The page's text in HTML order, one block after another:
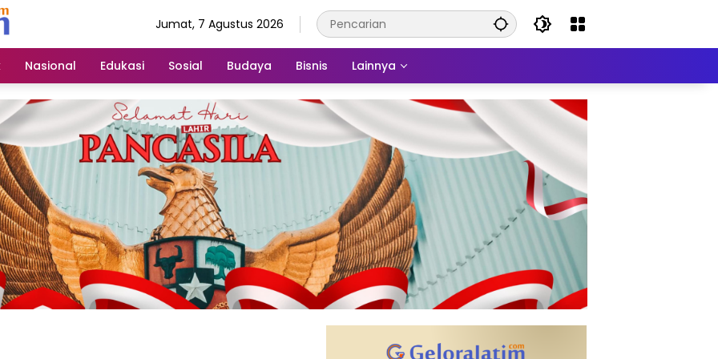
Jumat, 7 Agustus 2026
Nasional Edukasi Sosial Budaya Bisnis Lainnya